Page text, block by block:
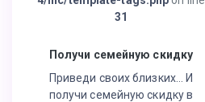
31
Получи семейную скидку
Приведи своих близких… И
получи семейную скидку в